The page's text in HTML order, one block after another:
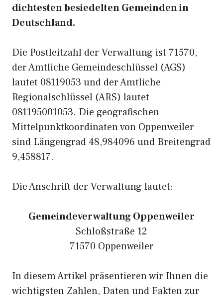
dichtesten besiedelten Gemeinden in
Deutschland.
Die Postleitzahl der Verwaltung ist 71570,
der Amtliche Gemeindeschlüssel (AGS)
lautet 08119053 und der Amtliche
Regionalschlüssel (ARS) lautet
081195001053. Die geografischen
Mittelpunktkoordinaten von Oppenweiler
sind Längengrad 48,984096 und Breitengrad
9,458817.
Die Anschrift der Verwaltung lautet:
Gemeindeverwaltung Oppenweiler
Schloßstraße 12
71570 Oppenweiler
In diesem Artikel präsentieren wir Ihnen die
wichtigsten Zahlen, Daten und Fakten zur